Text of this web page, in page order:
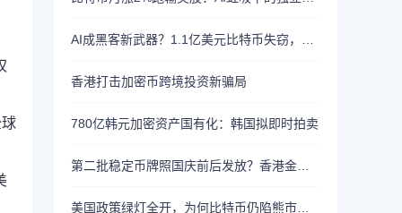
香港打击加密币跨境投资新骗局
780亿韩元加密资产国有化：韩国拟即时拍卖